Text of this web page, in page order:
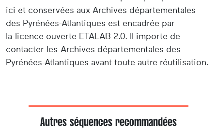
ici et conservées aux Archives départementales
des Pyrénées-Atlantiques est encadrée par
la licence ouverte ETALAB 2.0. Il importe de
contacter les Archives départementales des
Pyrénées-Atlantiques avant toute autre réutilisation.
Autres séquences recommandées